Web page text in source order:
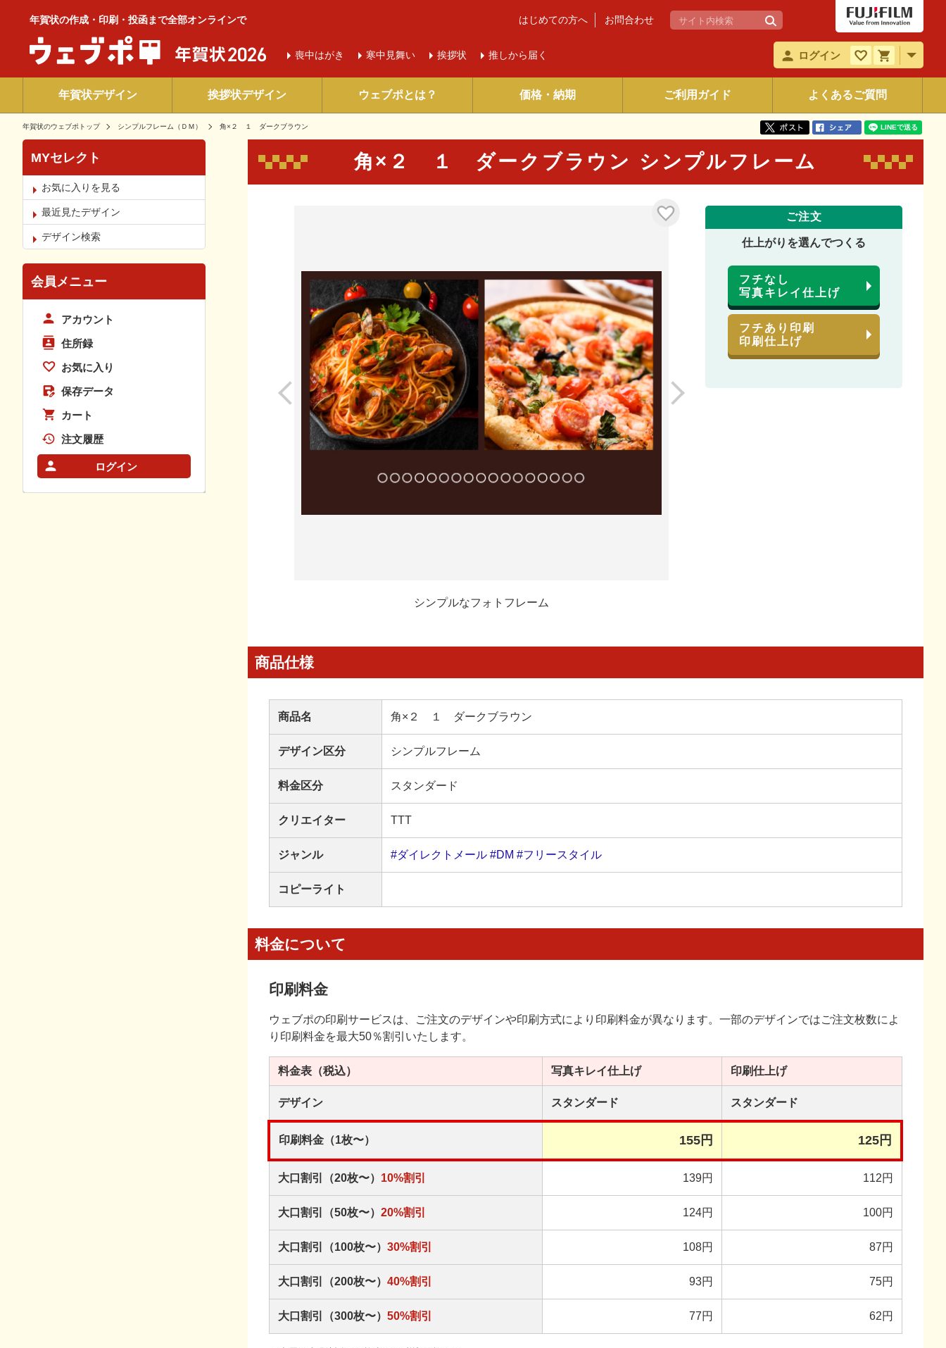
年賀状の作成・印刷・投函まで全部オンラインで
喪中はがき 寒中 見舞い 挨拶状 推しから届く
はじめての方へ お問合わせ
ログイン
年賀状デザイン 挨拶状デザイン ウェブポとは？ 価格・納期 ご利用ガイド よくあるご質問
年賀状のウェブポトップ シンプルフレーム（ＤＭ） 角×２ １ ダークブラウン
角×２ １ ダークブラウン シンプルフレーム
シンプルなフォトフレーム
ご注文
仕上がりを選んでつくる
フチなし
写真キレイ仕上げ
フチあり印刷
印刷仕上げ
商品仕様
商品名 角×２ １ ダークブラウン
デザイン区分 シンプルフレーム
料金区分 スタンダード
クリエイター TTT
ジャンル #ダイレクトメール #DM #フリースタイル
コピーライト
料金について
印刷料金
ウェブポの印刷サービスは、ご注文のデザインや印刷方式により印刷料金が異なります。一部のデザインではご注文枚数によ
り印刷料金を最大50％割引いたします。
料金表 （税込） 写真キレイ仕上げ 印刷仕上げ
デザイン スタンダード スタンダード
印刷料金（1枚〜） 155円 125円
大口割引（20枚〜） 10%割引 139円 112円
大口割引（50枚〜） 20%割引 124円 100円
大口割引（100枚〜） 30%割引 108円 87円
大口割引（200枚〜） 40%割引 93円 75円
大口割引（300枚〜） 50%割引 77円 62円
MYセレクト
お気に入りを見る
最近見たデザイン
デザイン検索
会員メニュー
アカウント
住所録
お気に入り
保存データ
カート
注文履歴
ログイン